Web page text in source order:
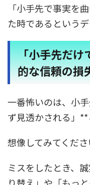
「小手先で事実を
た時であるというデ
「小手先だけ
的な信頼の損
一番怖いのは、小
ず見透かされる」**
想像してみてくださ
ミスをしたとき、